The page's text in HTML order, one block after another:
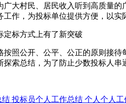
广大村民、居民收入听到高质量
工作，为投标单位提供方便，以
定标方式上有了新突破
按照公开、公平、公正的原则接
探索总结，为了防止少数投标人
结 投标员个人工作总结 个人个人工